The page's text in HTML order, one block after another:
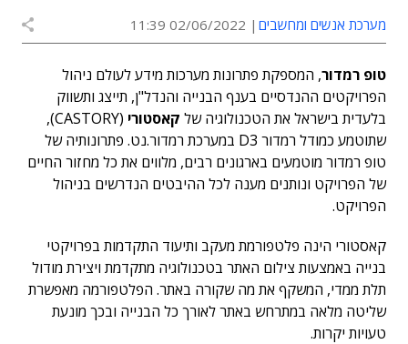
מערכת אנשים ומחשבים 02/06/2022 11:39
טופ רמדור, המספקת פתרונות מערכות מידע לעולם ניהול
הפרויקטים ההנדסיים בענף הבנייה והנדל"ן, תייצג ותשווק
בלעדית בישראל את הטכנולוגיה של קאסטורי
(CASTORY),
שתוטמע כמודל רמדור D3 במערכת רמדור.נט. פתרונותיה של
טופ רמדור מוטמעים בארגונים רבים, מלווים את כל מחזור החיים
של הפרויקט ונותנים מענה לכל ההיבטים הנדרשים בניהול
הפרויקט.
קאסטורי הינה פלטפורמת מעקב ותיעוד התקדמות בפרויקטי
בנייה באמצעות צילום האתר בטכנולוגיה מתקדמת ויצירת מודול
תלת ממדי, המשקף את מה שקורה באתר. הפלטפורמה מאפשרת
שליטה מלאה במתרחש באתר לאורך כל הבנייה ובכך מונעת
טעויות יקרות.